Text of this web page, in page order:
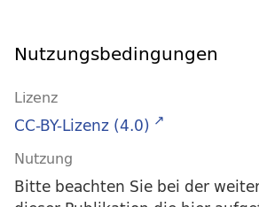
Nutzungsbedingungen
Lizenz
CC-BY-Lizenz (4.0)
Nutzung
Bitte beachten Sie bei der